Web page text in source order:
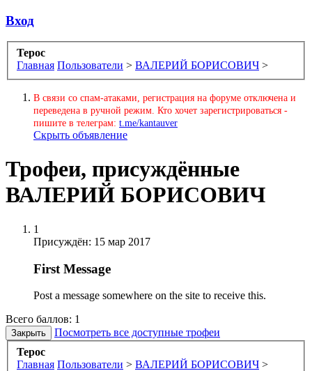
Вход
Терос
Главная Пользователи > ВАЛЕРИЙ БОРИСОВИЧ >
В связи со спам-атаками, регистрация на форуме отключена и
переведена в ручной режим. Кто хочет зарегистрироваться -
пишите в телеграм: t.me/kantauver
Скрыть объявление
Трофеи, присуждённые
ВАЛЕРИЙ БОРИСОВИЧ
1
Присуждён: 15 мар 2017
First Message
Post a message somewhere on the site to receive this.
Всего баллов: 1
Посмотреть все доступные трофеи
Терос
Главная Пользователи > ВАЛЕРИЙ БОРИСОВИЧ >